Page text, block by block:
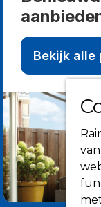
Bekijk alle